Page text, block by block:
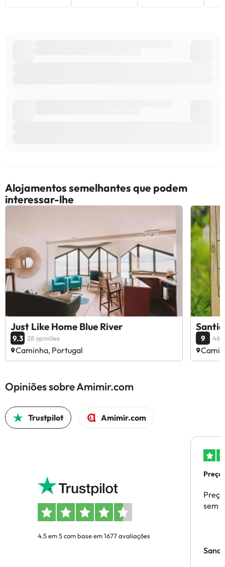
Alojamentos semelhantes que podem
interessar-lhe
Just Like Home Blue River
9.3 28 opiniões
Caminha, Portugal
9 46
Opiniões sobre Amimir.com
Trustpilot Amimir.com
4.5 em 5 com base em 1677 avaliações
sem